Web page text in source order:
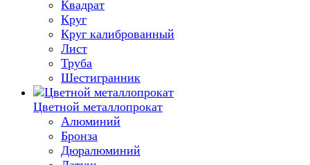
Квадрат
Круг
Круг калиброванный
Лист
Труба
Шестигранник
Цветной металлопрокат
Алюминий
Бронза
Дюралюминий